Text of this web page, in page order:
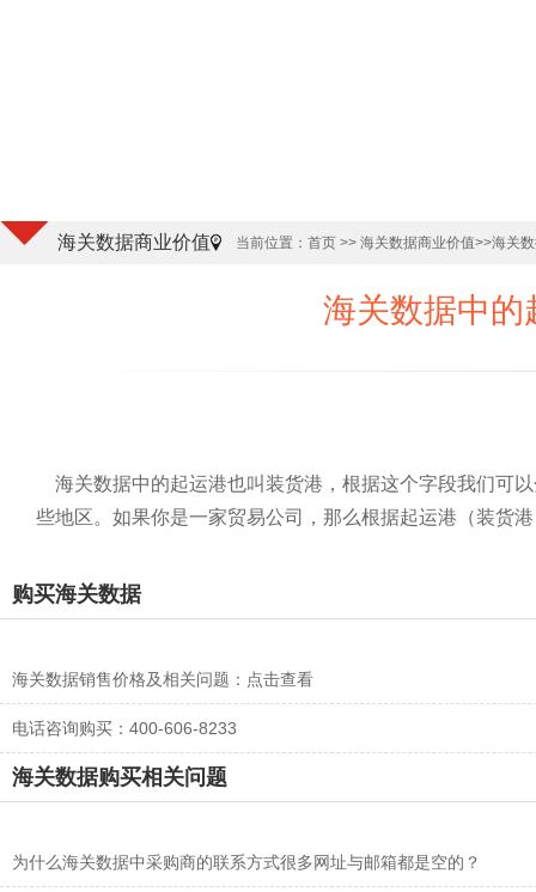
海关数据商业价值 当前位置： 首页 >> 海关数据商业价值>>海关
海关数据中的
海关数据中的起运港也叫装货港，根据这个字段我们可
些地区。如果你是一家贸易公司，那么根据起运港（装货
购买海关数据
海关数据销售价格及相关问题： 点击查看
电话咨询购买：400-606-8233
海关数据购买相关问题
为什么海关数据中采购商的联系方式很多网址与邮箱都是空的？